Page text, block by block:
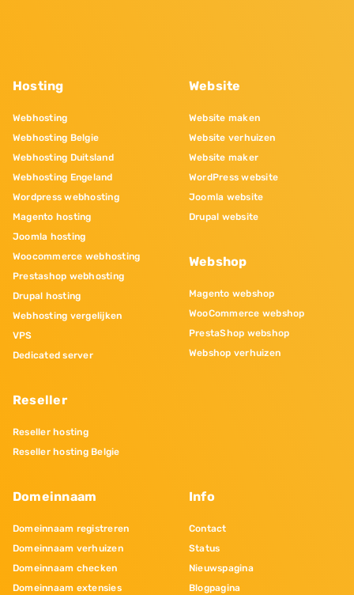
Hosting
Webhosting
Webhosting Belgie
Webhosting Duitsland
Webhosting Engeland
Wordpress webhosting
Magento hosting
Joomla hosting
Woocommerce webhosting
Prestashop webhosting
Drupal hosting
Webhosting vergelijken
VPS
Dedicated server
Reseller
Reseller hosting
Reseller hosting Belgie
Website
Website maken
Website verhuizen
Website maker
WordPress website
Joomla website
Drupal website
Webshop
Magento webshop
WooCommerce webshop
PrestaShop webshop
Webshop verhuizen
Domeinnaam
Domeinnaam registreren
Domeinnaam verhuizen
Domeinnaam checken
Domeinnaam extensies
Info
Contact
Status
Nieuwspagina
Blogpagina